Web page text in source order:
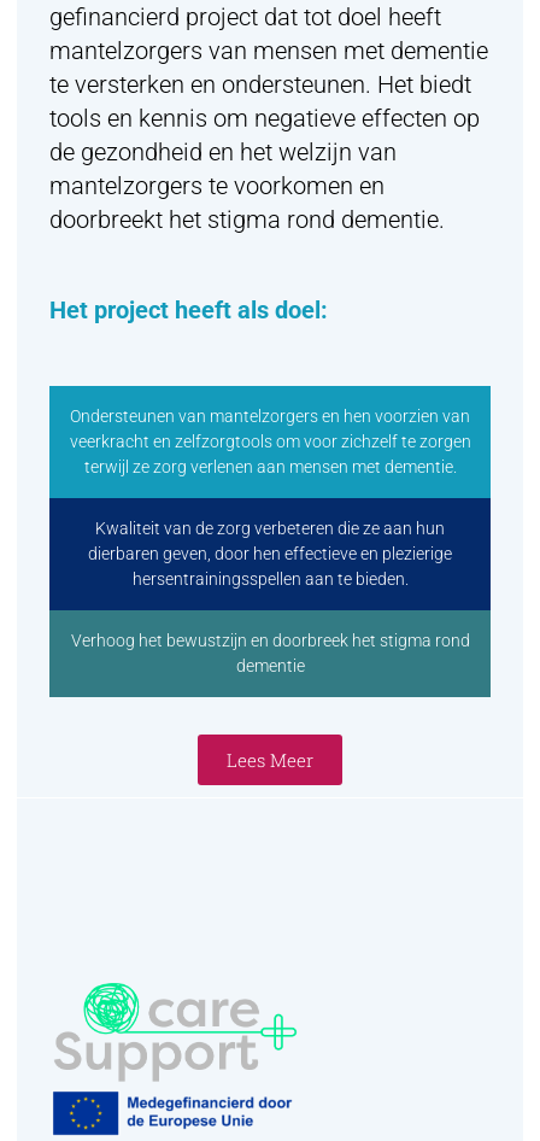
gefinancierd project dat tot doel heeft
mantelzorgers van mensen met dementie
te versterken en ondersteunen. Het biedt
tools en kennis om negatieve effecten op
de gezondheid en het welzijn van
mantelzorgers te voorkomen en
doorbreekt het stigma rond dementie.
Het project heeft als doel:
Ondersteunen van mantelzorgers en hen voorzien van
veerkracht en zelfzorgtools om voor zichzelf te zorgen
terwijl ze zorg verlenen aan mensen met dementie.
Kwaliteit van de zorg verbeteren die ze aan hun
dierbaren geven, door hen effectieve en plezierige
hersentrainingsspellen aan te bieden.
Verhoog het bewustzijn en doorbreek het stigma rond
dementie
Lees Meer